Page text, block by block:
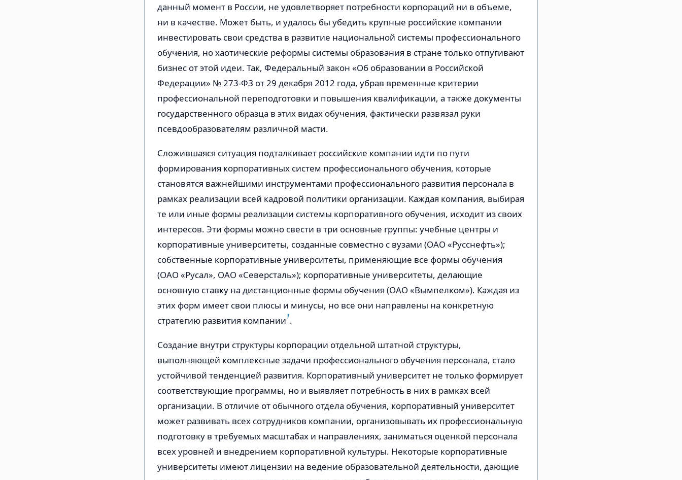
данный момент в России, не удовлетворяет потребности корпораций ни в объеме,
ни в качестве. Может быть, и удалось бы убедить крупные российские компании
инвестировать свои средства в развитие национальной системы профессионального
обучения, но хаотические реформы системы образования в стране только отпугивают
бизнес от этой идеи. Так, Федеральный закон «Об образовании в Российской
Федерации» № 273-ФЗ от 29 декабря 2012 года, убрав временные критерии
профессиональной переподготовки и повышения квалификации, а также документы
государственного образца в этих видах обучения, фактически развязал руки
псевдообразователям различной масти.
Сложившаяся ситуация подталкивает российские компании идти по пути
формирования корпоративных систем профессионального обучения, которые
становятся важнейшими инструментами профессионального развития персонала в
рамках реализации всей кадровой политики организации. Каждая компания, выбирая
те или иные формы реализации системы корпоративного обучения, исходит из своих
интересов. Эти формы можно свести в три основные группы: учебные центры и
корпоративные университеты, созданные совместно с вузами (ОАО «Русснефть»);
собственные корпоративные университеты, применяющие все формы обучения
(ОАО «Русал», ОАО «Северсталь»); корпоративные университеты, делающие
основную ставку на дистанционные формы обучения (ОАО «Вымпелком»). Каждая из
этих форм имеет свои плюсы и минусы, но все они направлены на конкретную
стратегию развития компании1.
Создание внутри структуры корпорации отдельной штатной структуры,
выполняющей комплексные задачи профессионального обучения персонала, стало
устойчивой тенденцией развития. Корпоративный университет не только формирует
соответствующие программы, но и выявляет потребность в них в рамках всей
организации. В отличие от обычного отдела обучения, корпоративный университет
может развивать всех сотрудников компании, организовывать их профессиональную
подготовку в требуемых масштабах и направлениях, заниматься оценкой персонала
всех уровней и внедрением корпоративной культуры. Некоторые корпоративные
университеты имеют лицензии на ведение образовательной деятельности, дающие